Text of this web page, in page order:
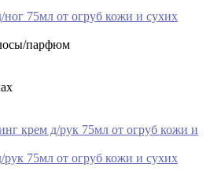
75мл от огруб кожи и сухих
парфюм
75мл от огруб кожи и сухих